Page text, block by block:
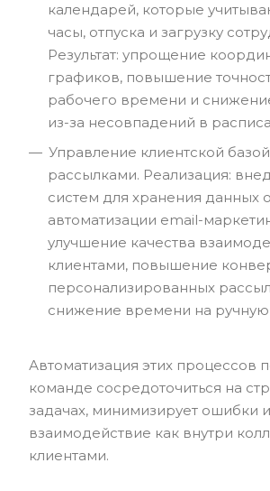
календарей, которые
часы, отпуска и загрузку
Результат: упрощение
графиков, повышение
рабочего времени и
из-за несовпадений в
Управление клиентской
рассылками. Реализация:
систем для хранения данных
автоматизации email-
улучшение качества
клиентами, повышение
персонализированных
снижение времени на ручную
Автоматизация этих процессов
команде сосредоточиться на
задачах, минимизирует ошибки
взаимодействие как внутри
клиентами.